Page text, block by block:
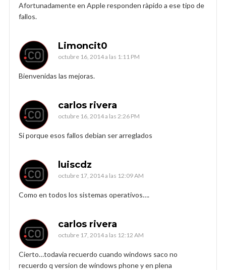
Afortunadamente en Apple responden ràpido a ese tipo de
fallos.
Limoncit0
octubre 16, 2014 a las 1:11 PM
Bienvenidas las mejoras.
carlos rivera
octubre 16, 2014 a las 2:26 PM
Si porque esos fallos debian ser arreglados
luiscdz
octubre 17, 2014 a las 12:09 AM
Como en todos los sistemas operativos….
carlos rivera
octubre 17, 2014 a las 12:12 AM
Cierto…todavia recuerdo cuando windows saco no
recuerdo q version de windows phone y en plena